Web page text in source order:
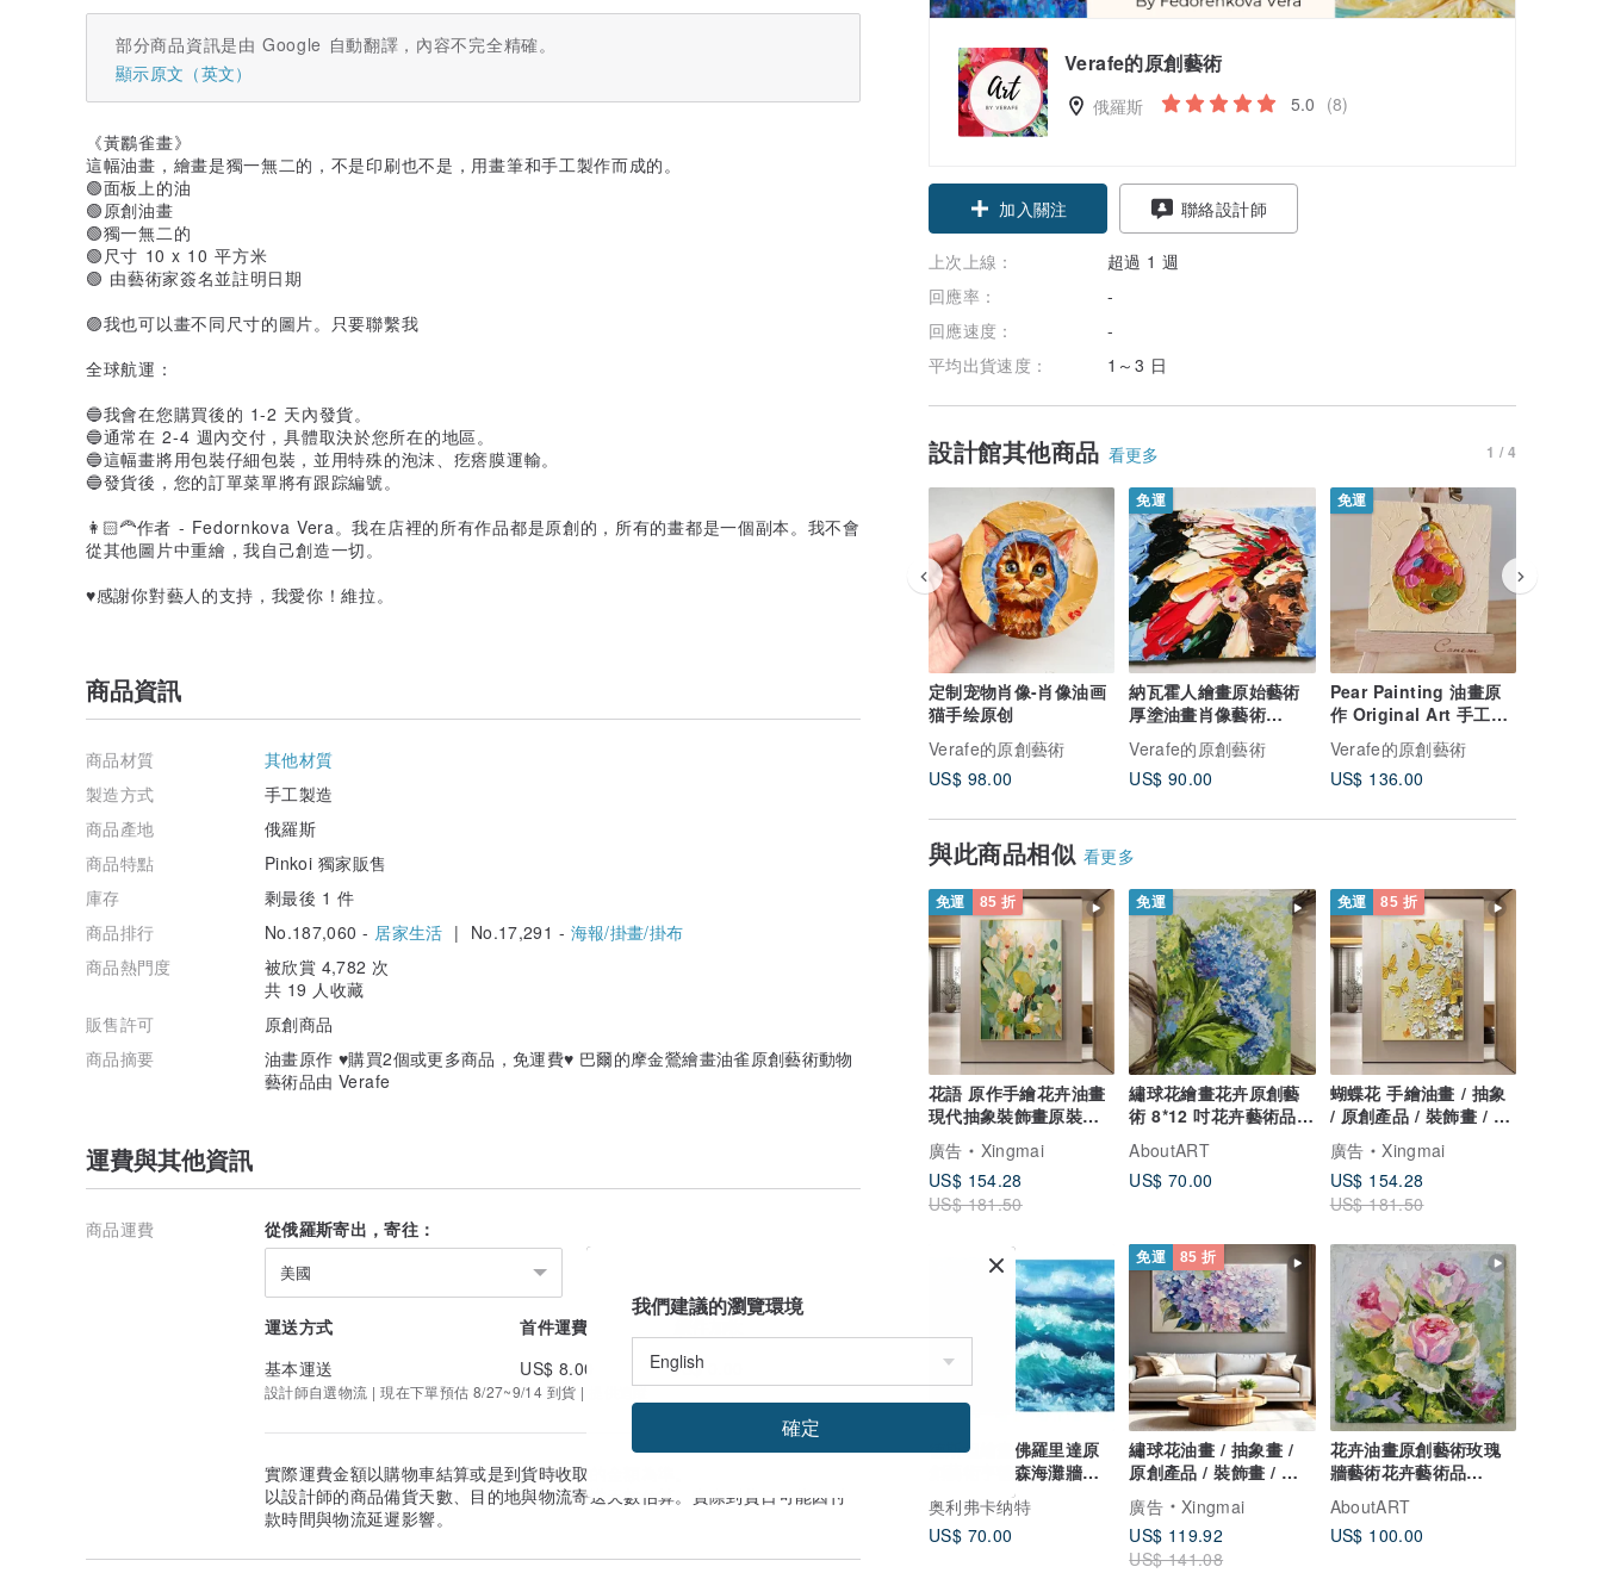
Verafe的原創藝術
俄羅斯 5.0 (8)
加入關注 聯絡設計師
上次上線：
超過 1 週
回應率：
-
回應速度：
-
平均出貨速度：
1～3 日
設計館其他商品 看更多 1 / 4
定制宠物肖像-肖像油画
猫手绘原创
Verafe的原創藝術
US$ 98.00
免運
納瓦霍人繪畫原始藝術
厚塗油畫肖像藝術
Verafe
Verafe的原創藝術
US$ 90.00
免運
Pear Painting 油畫原
作 Original Art 手工油
畫 Oil Painting 掛畫
Fruit Art by Verafe
Verafe的原創藝術
US$ 136.00
與此商品相似 看更多
免運 85 折
花語 原作手繪花卉油畫
現代抽象裝飾畫原裝客
廳飯廳 掛畫 海報
廣告
Xingmai
US$ 154.28
US$ 181.50
免運
繡球花繪畫花卉原創藝
術 8*12 吋花卉藝術品繡
球花牆藝術
AboutART
US$ 70.00
免運 85 折
蝴蝶花 手繪油畫 / 抽象
/ 原創產品 / 裝飾畫 / 懸
掛藝術 / 客廳
廣告
Xingmai
US$ 154.28
US$ 181.50
德斯坦繪畫佛羅里達原
創藝術亨德森海灘牆藝
術陽光州拜縣
奥利弗卡纳特
US$ 70.00
免運 85 折
繡球花油畫 / 抽象畫 /
原創產品 / 裝飾畫 / 掛
畫 客廳同飯廳用
廣告
Xingmai
US$ 119.92
US$ 141.08
花卉油畫原創藝術玫瑰
牆藝術花卉藝術品
AboutART
US$ 100.00
部分商品資訊是由 Google 自動翻譯，內容不完全精確。
顯示原文（英文）
《黃鸝雀畫》
這幅油畫，繪畫是獨一無二的，不是印刷也不是，用畫筆和手工製作而成的。
🟢面板上的油
🟢原創油畫
🟢獨一無二的
🟢尺寸 10 x 10 平方米
🟢 由藝術家簽名並註明日期
🟣我也可以畫不同尺寸的圖片。只要聯繫我
全球航運：
🔵我會在您購買後的 1-2 天內發貨。
🔵通常在 2-4 週內交付，具體取決於您所在的地區。
🔵這幅畫將用包裝仔細包裝，並用特殊的泡沫、疙瘩膜運輸。
🔵發貨後，您的訂單菜單將有跟踪編號。
👩🏻‍🦰作者 - Fedornkova Vera。我在店裡的所有作品都是原創的，所有的畫都是一個副本。我不會
從其他圖片中重繪，我自己創造一切。
♥️感謝你對藝人的支持，我愛你！維拉。
商品資訊
商品材質
其他材質
製造方式
手工製造
商品產地
俄羅斯
商品特點
Pinkoi 獨家販售
庫存
剩最後 1 件
商品排行
No.187,060 - 居家生活 | No.17,291 - 海報/掛畫/掛布
商品熱門度
被欣賞 4,782 次
共 19 人收藏
販售許可
原創商品
商品摘要
油畫原作 ♥️購買2個或更多商品，免運費♥️ 巴爾的摩金鶯繪畫油雀原創藝術動物
藝術品由 Verafe
運費與其他資訊
商品運費 從俄羅斯寄出，寄往：
美國
運送方式 首件運費
基本運送
US$ 8.00 US$ 0.00
設計師自選物流 | 現在下單預估 8/27~9/14 到貨 | 提供追蹤
實際運費金額以購物車結算或是到貨時收取的金額為準。
以設計師的商品備貨天數、目的地與物流寄送天數估算。實際到貨日可能因付
款時間與物流延遲影響。
我們建議的瀏覽環境
確定